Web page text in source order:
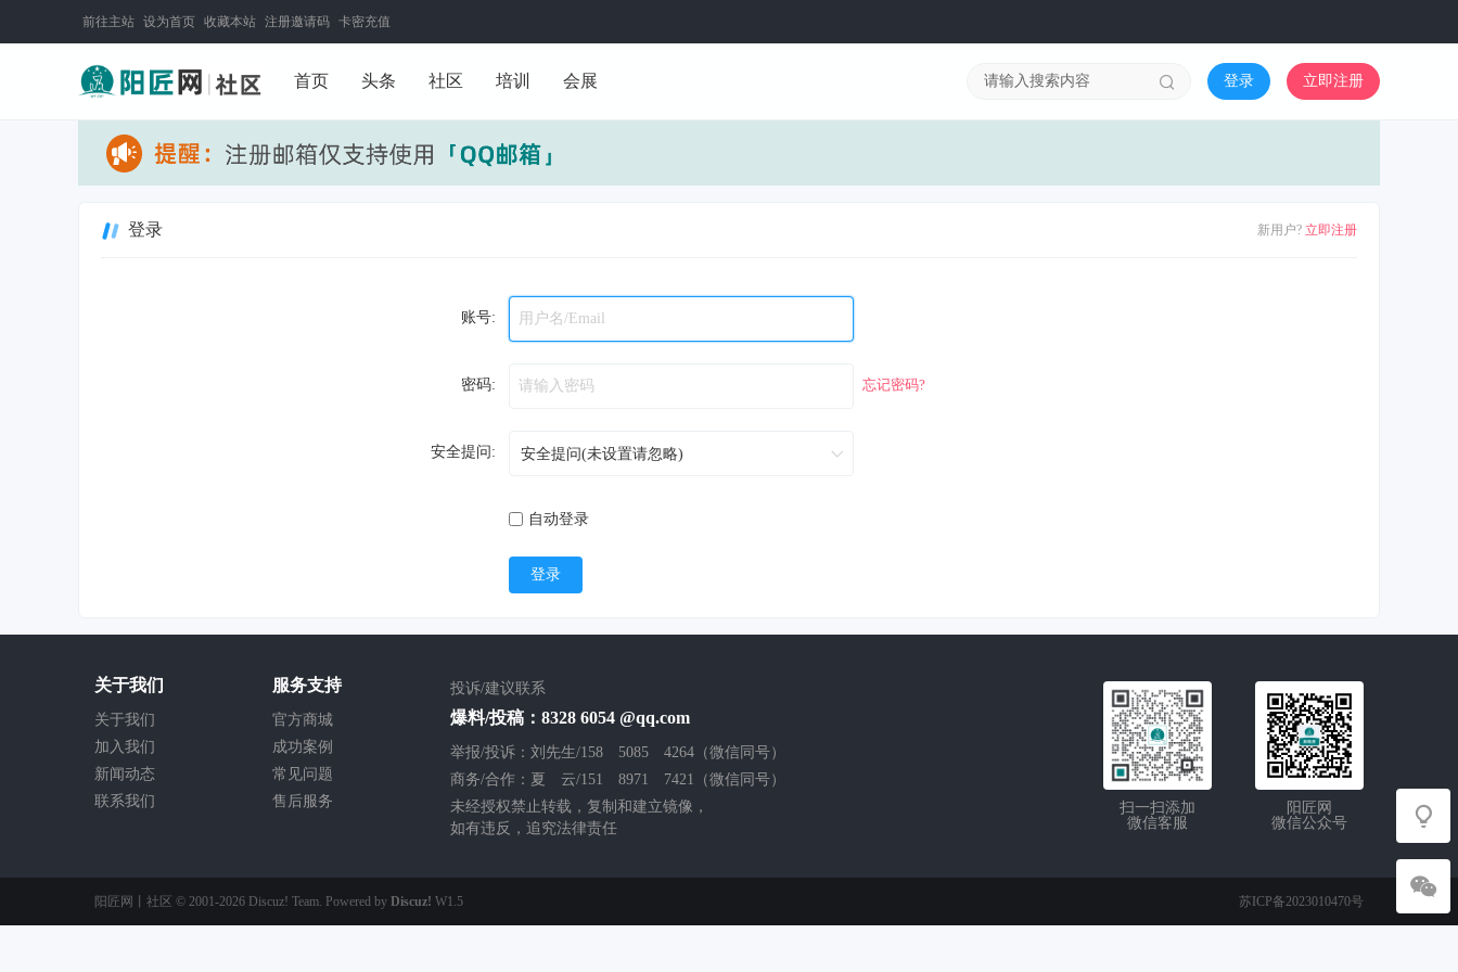
前往主站 设为首页 收藏本站 注册邀请码 卡密充值
首页 头条 社区 培训 会展 登录 立即注册
新用户? 立即注册
登录
账号:
密码: 忘记密码?
安全提问:
自动登录
登录
关于我们
关于我们
加入我们
新闻动态
联系我们
服务支持
官方商城
成功案例
常见问题
售后服务
投诉/建议联系
爆料/投稿：8328 6054 @qq.com
举报/投诉：刘先生/158 5085 4264（微信同号）
商务/合作：夏 云/151 8971 7421（微信同号）
未经授权禁止转载，复制和建立镜像，
如有违反，追究法律责任
阳匠网
微信公众号
扫一扫添加
微信客服
阳匠网丨社区 © 2001-2026 Discuz! Team. Powered by Discuz! W1.5 苏ICP备2023010470号